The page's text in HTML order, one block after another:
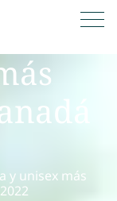
y unisex más